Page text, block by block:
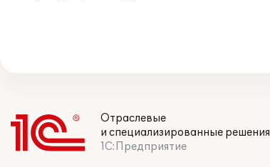
Отраслевые
и специализированные решения
1С:Предприятие